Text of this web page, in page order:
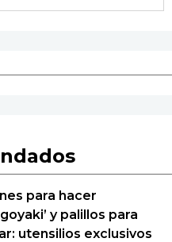
para hacer
y palillos para
utensilios exclusivos